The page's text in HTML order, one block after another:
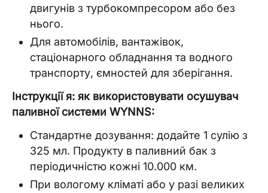
двигунів з турбокомпресором або без
нього.
Для автомобілів, вантажівок,
стаціонарного обладнання та водного
транспорту, ємностей для зберігання.
Інструкції я: як використовувати осушувач
паливної системи WYNNS:
Стандартне дозування: додайте 1 сулію з
325 мл. Продукту в паливний бак з
періодичністю кожні 10.000 км.
При вологому кліматі або у разі великих